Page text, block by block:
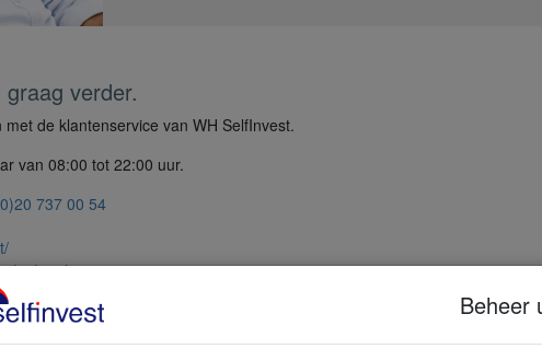
verder.
de klantenservice van WH SelfInvest.
van 08:00 tot 22:00 uur.
737 00 54
Beheer
DEMO